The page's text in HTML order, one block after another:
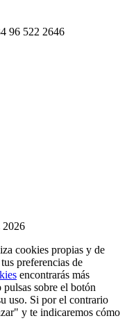
96 522 2646
cookies propias y de
preferencias de
encontrarás más
sobre el botón
uso. Si por el contrario
y te indicaremos cómo